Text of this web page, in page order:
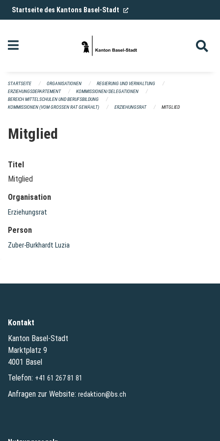
Navigation überspringen
Startseite des Kantons Basel-Stadt (External Link)
STARTSEITE ORGANISATIONEN
REGIERUNG UND VERWALTUNG
ERZIEHUNGSDEPARTEMENT
KOMMISSIONEN/DELEGATIONEN
BEREICH MITTELSCHULEN UND BERUFSBILDUNG
KOMMISSIONEN (VOM GROSSEN RAT GEWÄHLT)
ERZIEHUNGSRAT MITGLIED
Mitglied
Titel
Mitglied
Organisation
Erziehungsrat
Person
Zuber-Burkhardt Luzia
Kontakt
Kanton Basel-Stadt
Marktplatz 9
4001 Basel
Telefon: +41 61 267 81 81
Anfragen zur Website: redaktion@bs.ch